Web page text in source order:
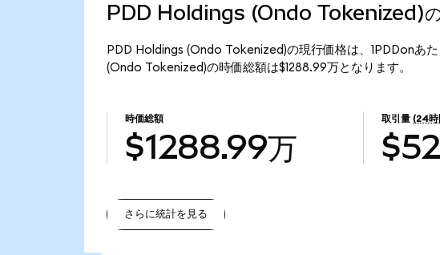
PDD Holdings (Ondo Tokenized)の
PDD Holdings (Ondo Tokenized)の現行価格は、1PDDonあ
(Ondo Tokenized)の時価総額は$1288.99万となります。
時価総額
$1288.99万
取引量 (24時
さらに統計を見る